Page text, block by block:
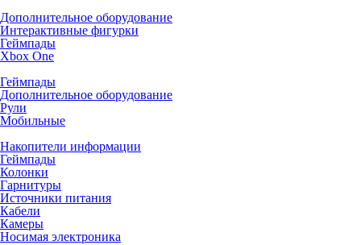
Дополнительное оборудование
Интерактивные фигурки
Геймпады
Xbox One
Геймпады
Дополнительное оборудование
Рули
Мобильные
Накопители информации
Геймпады
Колонки
Гарнитуры
Источники питания
Кабели
Камеры
Носимая электроника